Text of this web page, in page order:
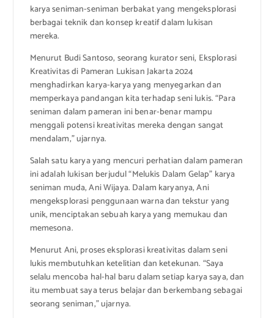
karya seniman-seniman berbakat yang mengeksplorasi
berbagai teknik dan konsep kreatif dalam lukisan
mereka.
Menurut Budi Santoso, seorang kurator seni, Eksplorasi
Kreativitas di Pameran Lukisan Jakarta 2024
menghadirkan karya-karya yang menyegarkan dan
memperkaya pandangan kita terhadap seni lukis. “Para
seniman dalam pameran ini benar-benar mampu
menggali potensi kreativitas mereka dengan sangat
mendalam,” ujarnya.
Salah satu karya yang mencuri perhatian dalam pameran
ini adalah lukisan berjudul “Melukis Dalam Gelap” karya
seniman muda, Ani Wijaya. Dalam karyanya, Ani
mengeksplorasi penggunaan warna dan tekstur yang
unik, menciptakan sebuah karya yang memukau dan
memesona.
Menurut Ani, proses eksplorasi kreativitas dalam seni
lukis membutuhkan ketelitian dan ketekunan. “Saya
selalu mencoba hal-hal baru dalam setiap karya saya, dan
itu membuat saya terus belajar dan berkembang sebagai
seorang seniman,” ujarnya.